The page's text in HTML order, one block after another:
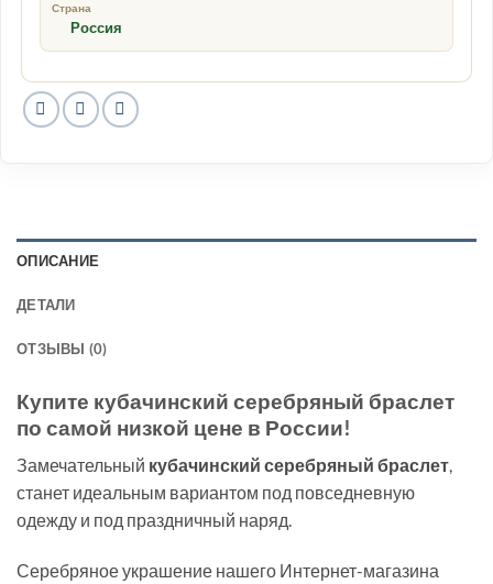
Страна
Россия
ОПИСАНИЕ
ДЕТАЛИ
ОТЗЫВЫ (0)
Купите кубачинский серебряный браслет
по самой низкой цене в России!
Замечательный кубачинский серебряный браслет,
станет идеальным вариантом под повседневную
одежду и под праздничный наряд.
Серебряное украшение нашего Интернет-магазина